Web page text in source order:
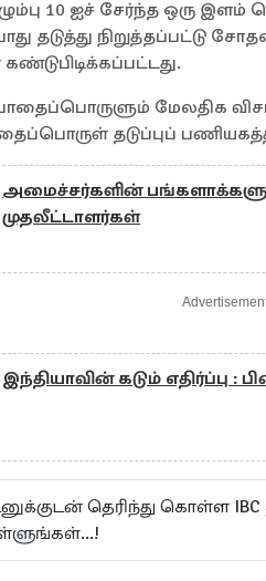
10 ஐச் சேர்ந்த ஒரு
தடுத்து நிறுத்தப்பட்டு
மேலதிக
தடுப்புப்
அமைச்சர்களின்
முதலீட்டாளர்கள்
இந்தியாவின் கடும் எதிர்ப்பு
தெரிந்து கொள்ள IBC